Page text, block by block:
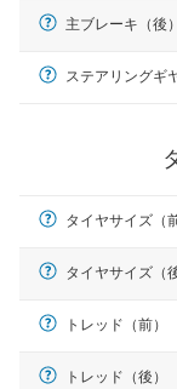
主ブレーキ（後）
ステアリングギ
タイヤサイズ（前
タイヤサイズ（後
トレッド（前）
トレッド（後）